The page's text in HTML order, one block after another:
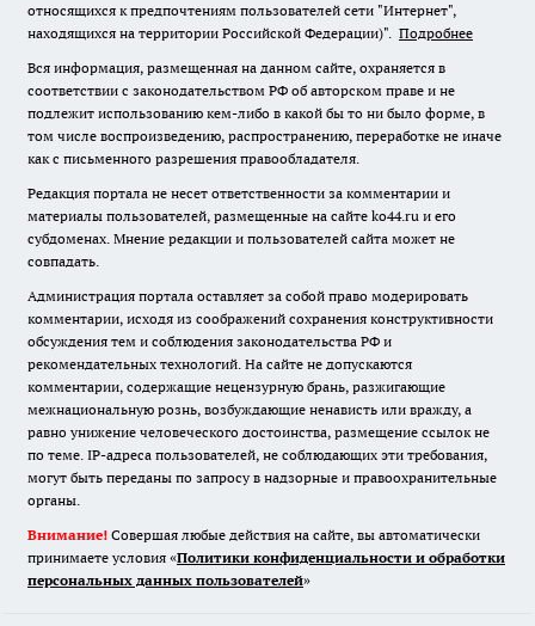
относящихся к предпочтениям пользователей сети "Интернет",
находящихся на территории Российской Федерации)". Подробнее
Вся информация, размещенная на данном сайте, охраняется в
соответствии с законодательством РФ об авторском праве и не
подлежит использованию кем-либо в какой бы то ни было форме, в
том числе воспроизведению, распространению, переработке не иначе
как с письменного разрешения правообладателя.
Редакция портала не несет ответственности за комментарии и
материалы пользователей, размещенные на сайте ko44.ru и его
субдоменах. Мнение редакции и пользователей сайта может не
совпадать.
Администрация портала оставляет за собой право модерировать
комментарии, исходя из соображений сохранения конструктивности
обсуждения тем и соблюдения законодательства РФ и
рекомендательных технологий. На сайте не допускаются
комментарии, содержащие нецензурную брань, разжигающие
межнациональную рознь, возбуждающие ненависть или вражду, а
равно унижение человеческого достоинства, размещение ссылок не
по теме. IP-адреса пользователей, не соблюдающих эти требования,
могут быть переданы по запросу в надзорные и правоохранительные
органы.
Внимание! Совершая любые действия на сайте, вы автоматически
принимаете условия «Политики конфиденциальности и обработки
персональных данных пользователей»